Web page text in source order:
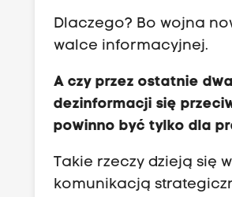
Dlaczego? Bo wojna
walce informacyjnej.
A czy przez ostatnie
dezinformacji się
powinno być tylko dla
Takie rzeczy dzieją się
komunikacją